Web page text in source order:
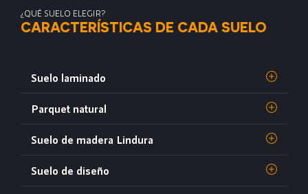
¿QUÉ SUELO ELEGIR?
CARACTERÍSTICAS DE CADA SUELO
Suelo laminado
Parquet natural
Suelo de madera Lindura
Suelo de diseño